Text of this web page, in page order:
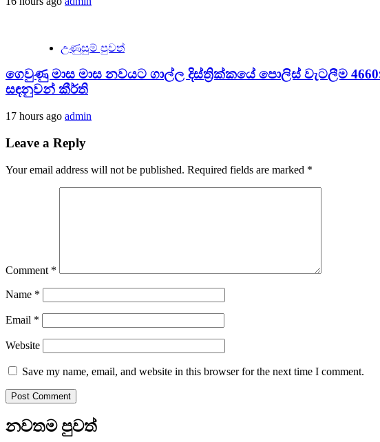
උණුසුම් පුවත්
ගෙවුණු මාස මාස නවයට ගාල්ල දිස්ත්‍රික්කයේ පොලිස් වැටලීම
සඳනුවන් කීර්ති
17 hours ago admin
Leave a Reply
Your email address will not be published. Required fields are marked *
Comment *
Name *
Email *
Website
Save my name, email, and website in this browser for the next time I comment.
නවතම පුවත්